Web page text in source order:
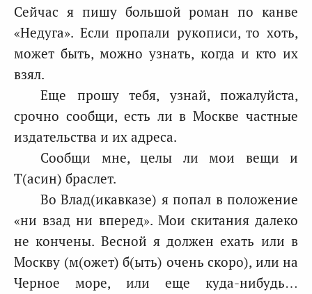
Сейчас я пишу большой роман по канве
«Недуга». Если пропали рукописи, то хоть,
может быть, можно узнать, когда и кто их
взял.
Еще прошу тебя, узнай, пожалуйста,
срочно сообщи, есть ли в Москве частные
издательства и их адреса.
Сообщи мне, целы ли мои вещи и
Т(асин) браслет.
Во Влад(икавказе) я попал в положение
«ни взад ни вперед». Мои скитания далеко
не кончены. Весной я должен ехать или в
Москву (м(ожет) б(ыть) очень скоро), или на
Черное море, или еще куда-нибудь…